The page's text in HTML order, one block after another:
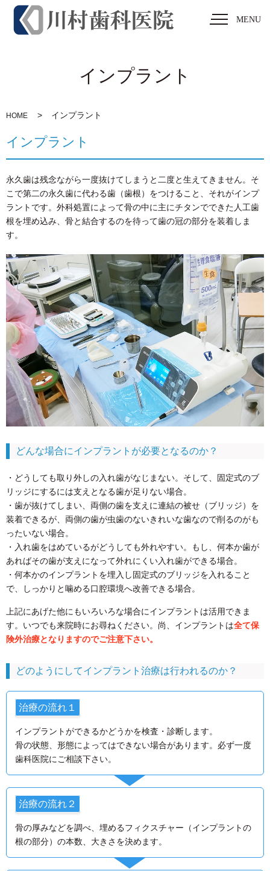
MENU
インプラント
HOME インプラント
インプラント
永久歯は残念ながら一度抜けてしまうと二度と生えてきません。そ
こで第二の永久歯に代わる歯（歯根）をつけること、それがインプ
ラントです。外科処置によって骨の中に主にチタンでできた人工歯
根を埋め込み、骨と結合するのを待って歯の冠の部分を装着しま
す。
どんな場合にインプラントが必要となるのか？
・どうしても取り外しの入れ歯がなじまない。そして、固定式のブ
リッジにするには支えとなる歯が足りない場合。
・歯が抜けてしまい、両側の歯を支えに連結の被せ（ブリッジ）を
装着できるが、両側の歯が虫歯のないきれいな歯なので削るのがも
ったいない場合。
・入れ歯をはめているがどうしても外れやすい。もし、何本か歯が
あればその歯が支えになって外れにくい入れ歯ができる場合。
・何本かのインプラントを埋入し固定式のブリッジを入れること
で、しっかりと噛める口腔環境へ改善できる場合。
上記にあげた他にもいろいろな場合にインプラントは活用できま
す。いつでも来院時にお尋ねください。尚、インプラントは全て保
険外治療となりますのでご注意下さい。
どのようにしてインプラント治療は行われるのか？
治療の流れ１
インプラントができるかどうかを検査・診断します。
骨の状態、形態によってはできない場合があります。必ず一度
歯科医院にご相談下さい。
治療の流れ２
骨の厚みなどを調べ、埋めるフィクスチャー（インプラントの
根の部分）の本数、大きさを決めます。